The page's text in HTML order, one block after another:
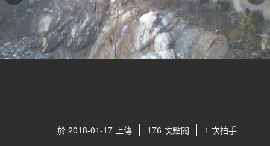
於 2018-01-17 上傳 176 次點閱 1 次拍手